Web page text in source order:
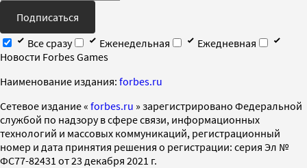
Подписаться
Все сразу
Еженедельная
Ежедневная
Новости Forbes Games
Наименование издания: forbes.ru
Cетевое издание « forbes.ru » зарегистрировано Федеральной
службой по надзору в сфере связи, информационных
технологий и массовых коммуникаций, регистрационный
номер и дата принятия решения о регистрации: серия Эл №
ФС77-82431 от 23 декабря 2021 г.